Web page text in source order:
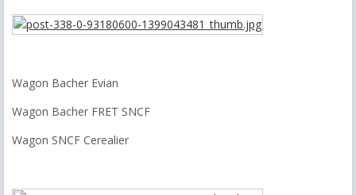
Wagon Bacher Evian
Wagon Bacher FRET SNCF
Wagon SNCF Cerealier